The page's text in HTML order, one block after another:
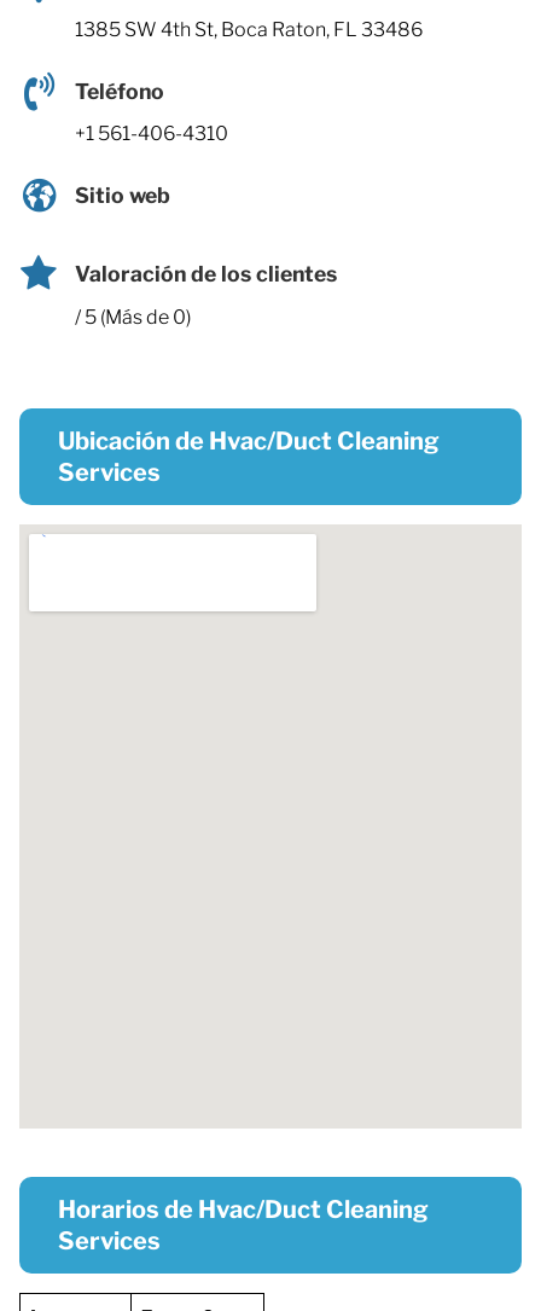
1385 SW 4th St, Boca Raton, FL 33486
Teléfono
+1 561-406-4310
Sitio web
Valoración de los clientes
/ 5 (Más de 0)
Ubicación de Hvac/Duct Cleaning
Services
Horarios de Hvac/Duct Cleaning
Services